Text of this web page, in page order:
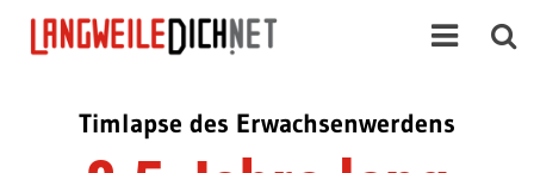
Timlapse des Erwachsenwerdens